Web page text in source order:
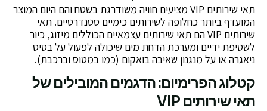
תאי שירותים VIP מציעים חוויה משודרגת בשטח והם היום המוצר
המועדף ביותר כחלופה לשירותים כימיים סטנדרטיים. תאי
שירותים VIP הם תאי שירותים עצמאיים הכוללים מיזוג, כיור
לשטיפת ידיים ומערכת הדחת מים שיכולה לפעול על בסיס
ניאגרה או על מנגנון שאיבה בואקום (כמו במטוס וברכבת).
קטלוג הפרימיום: הדגמים המובילים של
תאי שירותים VIP